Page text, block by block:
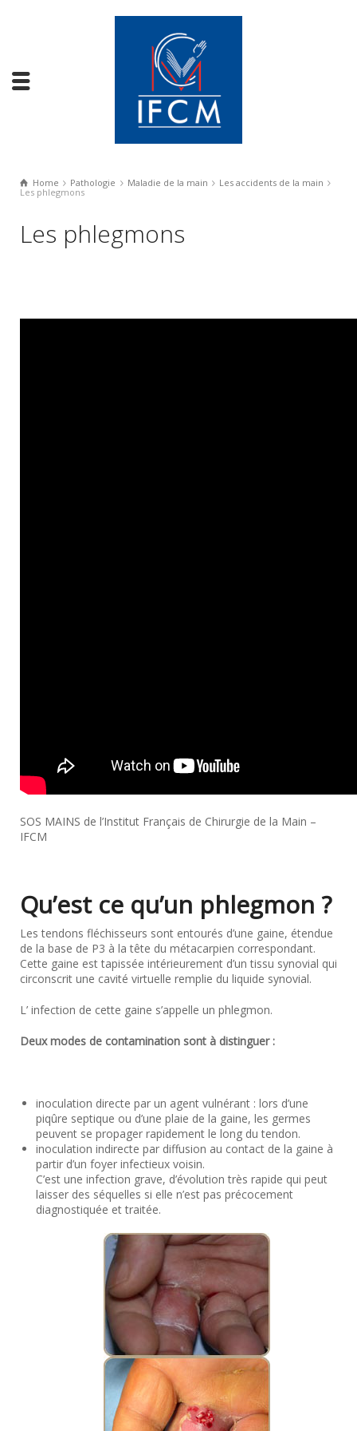
Home Pathologie Maladie de la main
Les accidents de la main
Les phlegmons
Les phlegmons
SOS MAINS de l’Institut Français de Chirurgie de la Main –
IFCM
Qu’est ce qu’un phlegmon ?
Les tendons fléchisseurs sont entourés d’une gaine, étendue
de la base de P3 à la tête du métacarpien correspondant.
Cette gaine est tapissée intérieurement d’un tissu synovial qui
circonscrit une cavité virtuelle remplie du liquide synovial.
L’ infection de cette gaine s’appelle un phlegmon.
Deux modes de contamination sont à distinguer :
inoculation directe par un agent vulnérant : lors d’une
piqûre septique ou d’une plaie de la gaine, les germes
peuvent se propager rapidement le long du tendon.
inoculation indirecte par diffusion au contact de la gaine à
partir d’un foyer infectieux voisin.
C’est une infection grave, d’évolution très rapide qui peut
laisser des séquelles si elle n’est pas précocement
diagnostiquée et traitée.